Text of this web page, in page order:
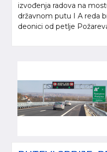
izvođenja radova na
državnom putu I А reda
deonici od petlje